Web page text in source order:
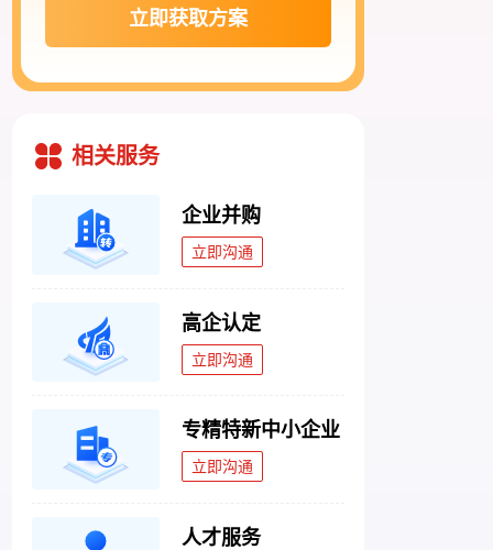
立即获取方案
相关服务
企业并购
立即沟通
高企认定
立即沟通
专精特新中小企业
立即沟通
人才服务